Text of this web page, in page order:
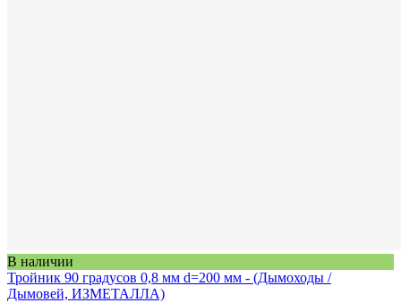
В наличии
Тройник 90 градусов 0,8 мм d=200 мм - (Дымоходы /
Дымовей, ИЗМЕТАЛЛА)